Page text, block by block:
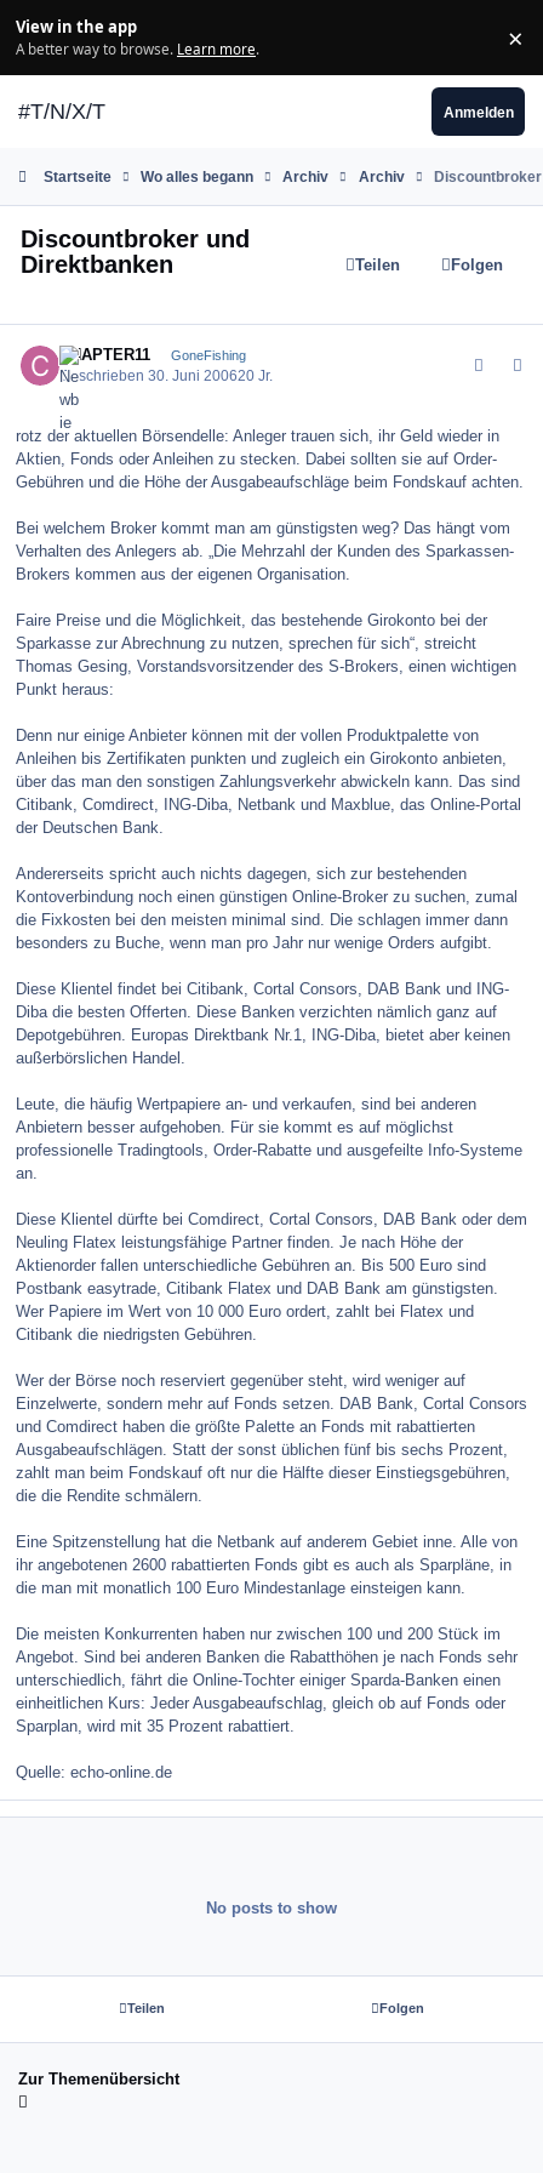
View in the app
A better way to browse. Learn more. ×
#T/N/X/T Anmelden
Startseite Wo alles begann Archiv Archiv
Discountbroker und
Direktbanken
Teilen Folgen
CHAPTER11 GoneFishing
Geschrieben30. Juni 200620 Jr.
rotz der aktuellen Börsendelle: Anleger trauen sich, ihr Geld wieder in
Aktien, Fonds oder Anleihen zu stecken. Dabei sollten sie auf Order-
Gebühren und die Höhe der Ausgabeaufschläge beim Fondskauf achten.
Bei welchem Broker kommt man am günstigsten weg? Das hängt vom
Verhalten des Anlegers ab. „Die Mehrzahl der Kunden des Sparkassen-
Brokers kommen aus der eigenen Organisation.
Faire Preise und die Möglichkeit, das bestehende Girokonto bei der
Sparkasse zur Abrechnung zu nutzen, sprechen für sich“, streicht
Thomas Gesing, Vorstandsvorsitzender des S-Brokers, einen wichtigen
Punkt heraus:
Denn nur einige Anbieter können mit der vollen Produktpalette von
Anleihen bis Zertifikaten punkten und zugleich ein Girokonto anbieten,
über das man den sonstigen Zahlungsverkehr abwickeln kann. Das sind
Citibank, Comdirect, ING-Diba, Netbank und Maxblue, das Online-Portal
der Deutschen Bank.
Andererseits spricht auch nichts dagegen, sich zur bestehenden
Kontoverbindung noch einen günstigen Online-Broker zu suchen, zumal
die Fixkosten bei den meisten minimal sind. Die schlagen immer dann
besonders zu Buche, wenn man pro Jahr nur wenige Orders aufgibt.
Diese Klientel findet bei Citibank, Cortal Consors, DAB Bank und ING-
Diba die besten Offerten. Diese Banken verzichten nämlich ganz auf
Depotgebühren. Europas Direktbank Nr.1, ING-Diba, bietet aber keinen
außerbörslichen Handel.
Leute, die häufig Wertpapiere an- und verkaufen, sind bei anderen
Anbietern besser aufgehoben. Für sie kommt es auf möglichst
professionelle Tradingtools, Order-Rabatte und ausgefeilte Info-Systeme
an.
Diese Klientel dürfte bei Comdirect, Cortal Consors, DAB Bank oder dem
Neuling Flatex leistungsfähige Partner finden. Je nach Höhe der
Aktienorder fallen unterschiedliche Gebühren an. Bis 500 Euro sind
Postbank easytrade, Citibank Flatex und DAB Bank am günstigsten.
Wer Papiere im Wert von 10 000 Euro ordert, zahlt bei Flatex und
Citibank die niedrigsten Gebühren.
Wer der Börse noch reserviert gegenüber steht, wird weniger auf
Einzelwerte, sondern mehr auf Fonds setzen. DAB Bank, Cortal Consors
und Comdirect haben die größte Palette an Fonds mit rabattierten
Ausgabeaufschlägen. Statt der sonst üblichen fünf bis sechs Prozent,
zahlt man beim Fondskauf oft nur die Hälfte dieser Einstiegsgebühren,
die die Rendite schmälern.
Eine Spitzenstellung hat die Netbank auf anderem Gebiet inne. Alle von
ihr angebotenen 2600 rabattierten Fonds gibt es auch als Sparpläne, in
die man mit monatlich 100 Euro Mindestanlage einsteigen kann.
Die meisten Konkurrenten haben nur zwischen 100 und 200 Stück im
Angebot. Sind bei anderen Banken die Rabatthöhen je nach Fonds sehr
unterschiedlich, fährt die Online-Tochter einiger Sparda-Banken einen
einheitlichen Kurs: Jeder Ausgabeaufschlag, gleich ob auf Fonds oder
Sparplan, wird mit 35 Prozent rabattiert.
Quelle: echo-online.de
No posts to show
Teilen Folgen
Zur Themenübersicht